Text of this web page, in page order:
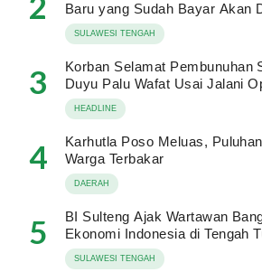
Baru yang Sudah Bayar Akan
SULAWESI TENGAH
3
Korban Selamat Pembunuhan
Duyu Palu Wafat Usai Jalani
HEADLINE
4
Karhutla Poso Meluas,
Warga Terbakar
DAERAH
5
BI Sulteng Ajak Wartawan
Ekonomi Indonesia di Tengah
SULAWESI TENGAH